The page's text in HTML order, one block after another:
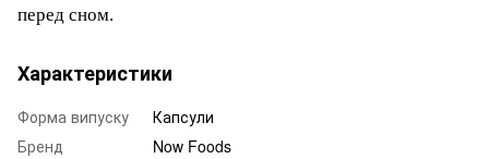
перед сном.
Характеристики
Форма випуску
Капсули
Бренд
Now Foods